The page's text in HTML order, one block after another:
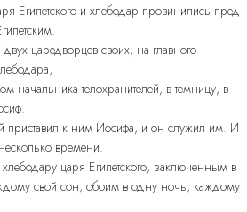
Египетского и хлебодар провинились пред
царедворцев своих, на главного
начальника телохранителей, в темницу, в
приставил к ним Иосифа, и он служил им. И
времени.
царя Египетского, заключенным в
свой сон, обоим в одну ночь, каждому